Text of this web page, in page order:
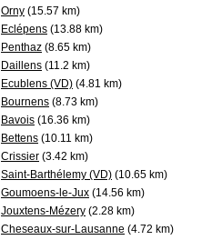
Orny (15.57 km)
Eclépens (13.88 km)
Penthaz (8.65 km)
Daillens (11.2 km)
Ecublens (VD) (4.81 km)
Bournens (8.73 km)
Bavois (16.36 km)
Bettens (10.11 km)
Crissier (3.42 km)
Saint-Barthélemy (VD) (10.65 km)
Goumoens-le-Jux (14.56 km)
Jouxtens-Mézery (2.28 km)
Cheseaux-sur-Lausanne (4.72 km)